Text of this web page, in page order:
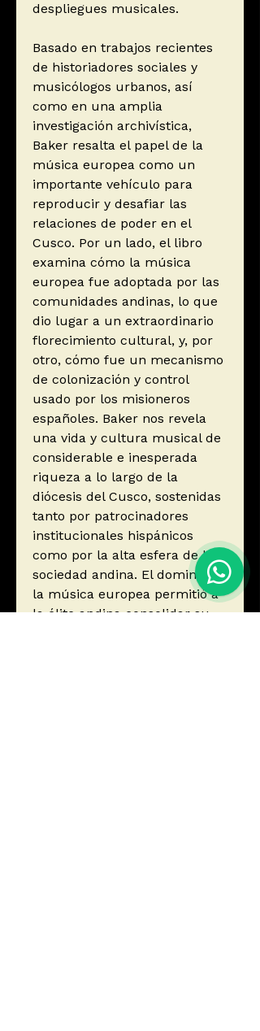
despliegues musicales.
Basado en trabajos recientes
de historiadores sociales y
musicólogos urbanos, así
como en una amplia
investigación archivística,
Baker resalta el papel de la
música europea como un
importante vehículo para
reproducir y desafiar las
relaciones de poder en el
Cusco. Por un lado, el libro
examina cómo la música
europea fue adoptada por las
comunidades andinas, lo que
dio lugar a un extraordinario
florecimiento cultural, y, por
otro, cómo fue un mecanismo
de colonización y control
usado por los misioneros
españoles. Baker nos revela
una vida y cultura musical de
considerable e inesperada
riqueza a lo largo de la
diócesis del Cusco, sostenidas
tanto por patrocinadores
institucionales hispánicos
como por la alta esfera de la
sociedad andina. El dominio de
la música europea permitió a
la élite andina consolidar su